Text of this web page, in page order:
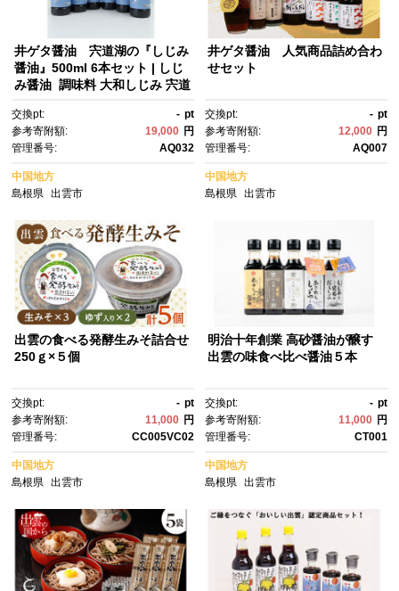
井ゲタ醤油 宍道湖の『しじみ
醤油』500ml 6本セット | しじ
み醤油 調味料 大和しじみ 宍道
かけご飯 和食 家庭用 島根県
交換pt: - pt
参考寄附額:
19,000 円
管理番号:
AQ032
中国地方
島根県
出雲市
井ゲタ醤油 人気商品詰め合わ
せセット
交換pt: - pt
参考寄附額:
12,000 円
管理番号:
AQ007
中国地方
島根県 出雲市
出雲の食べる発酵生みそ詰合せ
250ｇ×５個
交換pt: - pt
参考寄附額:
11,000 円
管理番号:
CC005VC02
中国地方
島根県
出雲市
明治十年創業 高砂醤油が醸す
出雲の味食べ比べ醤油５本
交換pt: - pt
参考寄附額:
11,000 円
管理番号:
CT001
中国地方
島根県 出雲市